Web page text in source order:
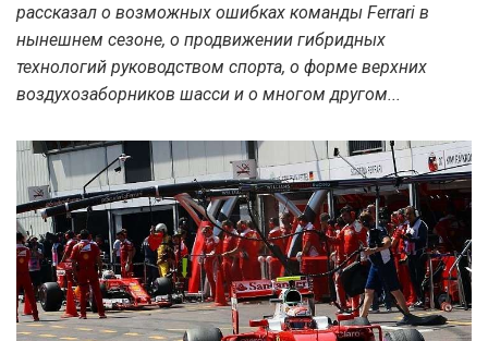
рассказал о возможных ошибках команды Ferrari в
нынешнем сезоне, о продвижении гибридных
технологий руководством спорта, о форме верхних
воздухозаборников шасси и о многом другом...